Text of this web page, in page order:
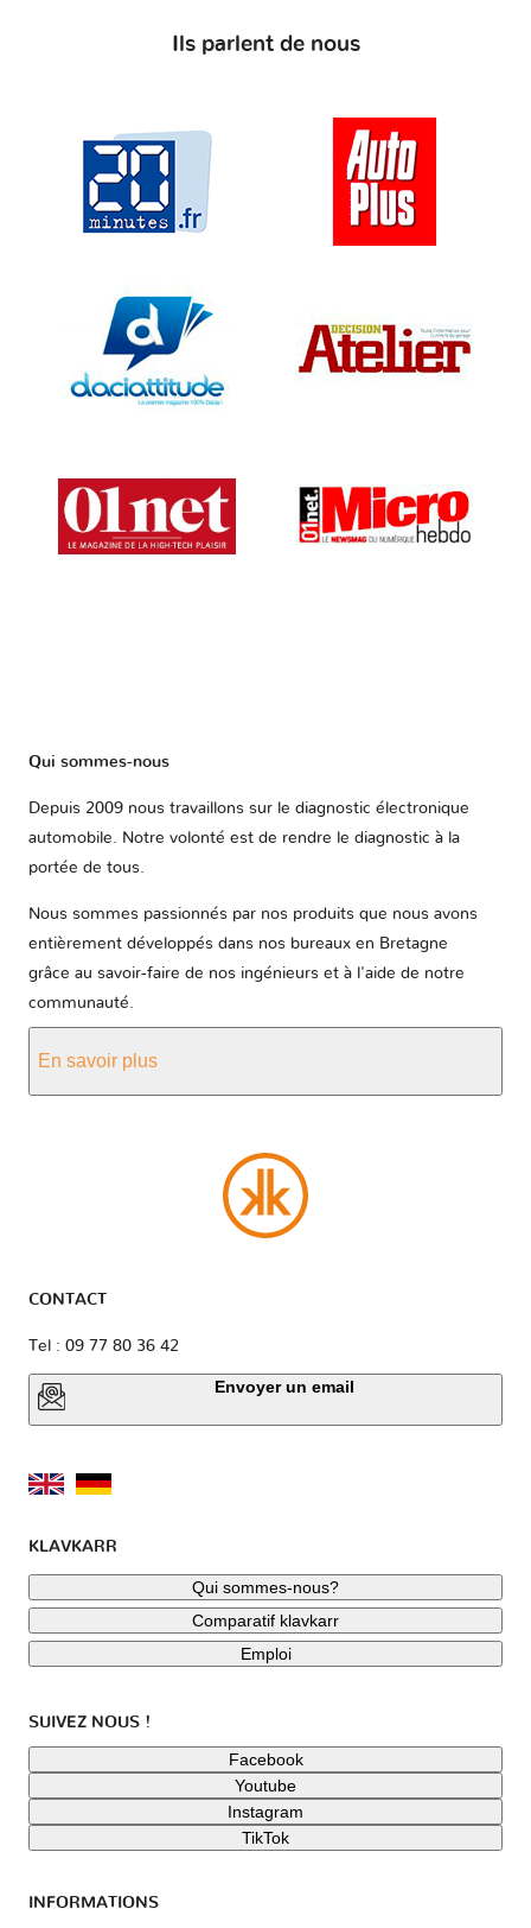
Ils parlent de nous
Qui sommes-nous
Depuis 2009 nous travaillons sur le diagnostic électronique
automobile. Notre volonté est de rendre le diagnostic à la
portée de tous.
Nous sommes passionnés par nos produits que nous avons
entièrement développés dans nos bureaux en Bretagne
grâce au savoir-faire de nos ingénieurs et à l'aide de notre
communauté.
En savoir plus
CONTACT
Tel : 09 77 80 36 42
Envoyer un email
KLAVKARR
Qui sommes-nous?
Comparatif klavkarr
Emploi
SUIVEZ NOUS !
Facebook
Youtube
Instagram
TikTok
INFORMATIONS